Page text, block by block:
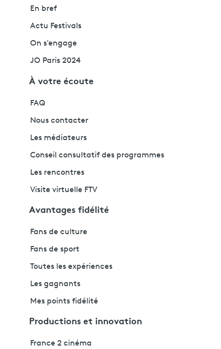
En bref
Actu Festivals
On s'engage
JO Paris 2024
À votre écoute
FAQ
Nous contacter
Les médiateurs
Conseil consultatif des programmes
Les rencontres
Visite virtuelle FTV
Avantages fidélité
Fans de culture
Fans de sport
Toutes les expériences
Les gagnants
Mes points fidélité
Productions et innovation
France 2 cinéma